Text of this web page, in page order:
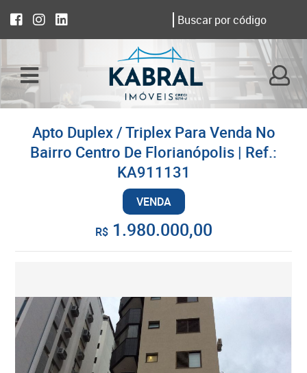
Apto Duplex / Triplex Para Venda No
Bairro Centro De Florianópolis | Ref.:
KA911131
VENDA
R$1.980.000,00